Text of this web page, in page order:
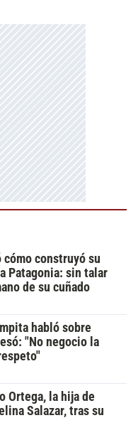
construyó su
Patagonia: sin talar
de su cuñado
habló sobre
"No negocio la
Ortega, la hija de
Salazar, tras su